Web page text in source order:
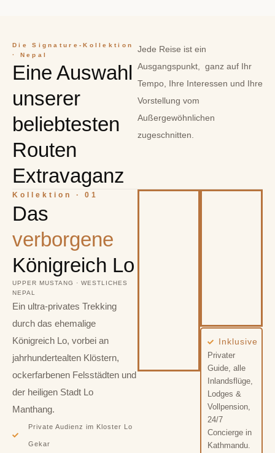
Die Signature-Kollektion
· Nepal
Eine Auswahl
unserer
beliebtesten
Routen
Extravaganz
Jede Reise ist ein
Ausgangspunkt, ganz auf Ihr
Tempo, Ihre Interessen und Ihre
Vorstellung vom
Außergewöhnlichen
zugeschnitten.
Kollektion · 01
Das
verborgene
Königreich Lo
UPPER MUSTANG · WESTLICHES
NEPAL
Ein ultra-privates Trekking
durch das ehemalige
Königreich Lo, vorbei an
jahrhundertealten Klöstern,
ockerfarbenen Felsstädten und
der heiligen Stadt Lo
Manthang.
Private Audienz im Kloster Lo
Gekar
Inklusive
Privater
Guide, alle
Inlandsflüge,
Lodges &
Vollpension,
24/7
Concierge in
Kathmandu.